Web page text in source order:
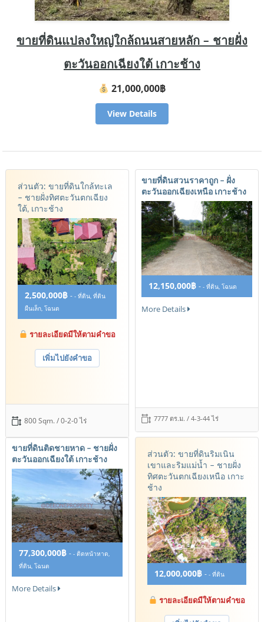
ขายที่ดินแปลงใหญ่ใกล้ถนนสายหลัก – ชายฝั่ง
ตะวันออกเฉียงใต้ เกาะช้าง
21,000,000฿
View Details
ส่วนตัว: ขายที่ดินใกล้ทะเล
– ชายฝั่งทิศตะวันตกเฉียง
ใต้, เกาะช้าง
2,500,000฿ - - ที่ดิน, ที่ดิน
ผืนเล็ก, โฉนด
รายละเอียดมีให้ตามคำขอ
เพิ่มไปยังคำขอ
800 Sqm. / 0-2-0 ไร่
ขายที่ดินสวนราคาถูก – ฝั่ง
ตะวันออกเฉียงเหนือ เกาะช้าง
12,150,000฿ - - ที่ดิน, โฉนด
More Details
7777 ตร.ม. / 4-3-44 ไร่
ขายที่ดินติดชายหาด – ชายฝั่ง
ตะวันออกเฉียงใต้ เกาะช้าง
77,300,000฿ - - ติดหน้าหาด,
ที่ดิน, โฉนด
More Details
ส่วนตัว: ขายที่ดินริมเนิน
เขาและริมแม่น้ำ – ชายฝั่ง
ทิศตะวันตกเฉียงเหนือ เกาะ
ช้าง
12,000,000฿ - - ที่ดิน
รายละเอียดมีให้ตามคำขอ